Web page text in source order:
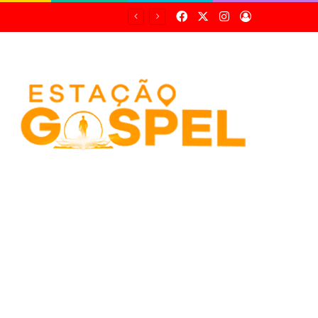
FacebookInstagram
Entrar